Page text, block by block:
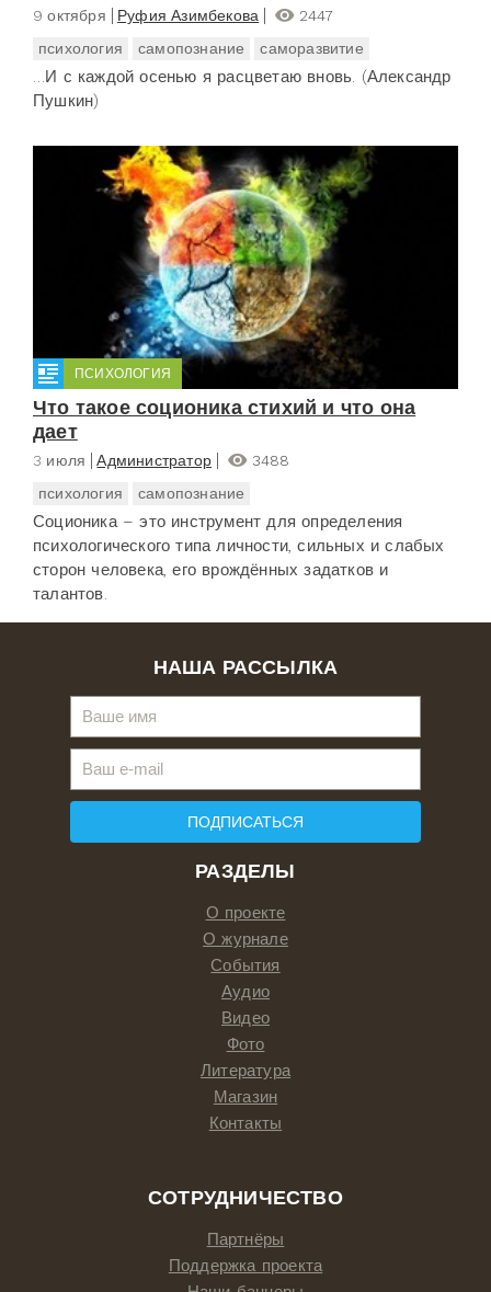
9 октября Руфия Азимбекова
2447
психология
самопознание саморазвитие
…И с каждой осенью я расцветаю вновь. (Александр
Пушкин)
ПСИХОЛОГИЯ
Что такое соционика стихий и что она
дает
3 июля Администратор
3488
психология
самопознание
Соционика – это инструмент для определения
психологического типа личности, сильных и слабых
сторон человека, его врождённых задатков и
талантов.
РАЗДЕЛЫ
О проекте
О журнале
События
Аудио
Видео
Фото
Литература
Магазин
Контакты
СОТРУДНИЧЕСТВО
Партнёры
Поддержка проекта
НАША РАССЫЛКА
ПОДПИСАТЬСЯ